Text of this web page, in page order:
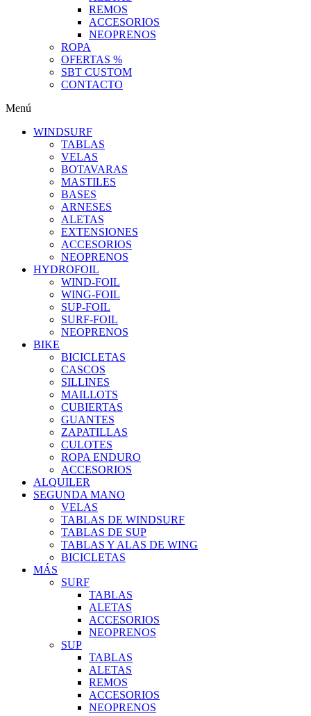
REMOS
ACCESORIOS
NEOPRENOS
ROPA
OFERTAS %
SBT CUSTOM
CONTACTO
Menú
WINDSURF
TABLAS
VELAS
BOTAVARAS
MASTILES
BASES
ARNESES
ALETAS
EXTENSIONES
ACCESORIOS
NEOPRENOS
HYDROFOIL
WIND-FOIL
WING-FOIL
SUP-FOIL
SURF-FOIL
NEOPRENOS
BIKE
BICICLETAS
CASCOS
SILLINES
MAILLOTS
CUBIERTAS
GUANTES
ZAPATILLAS
CULOTES
ROPA ENDURO
ACCESORIOS
ALQUILER
SEGUNDA MANO
VELAS
TABLAS DE WINDSURF
TABLAS DE SUP
TABLAS Y ALAS DE WING
BICICLETAS
MÁS
SURF
TABLAS
ALETAS
ACCESORIOS
NEOPRENOS
SUP
TABLAS
ALETAS
REMOS
ACCESORIOS
NEOPRENOS